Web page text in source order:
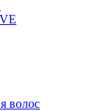
волос